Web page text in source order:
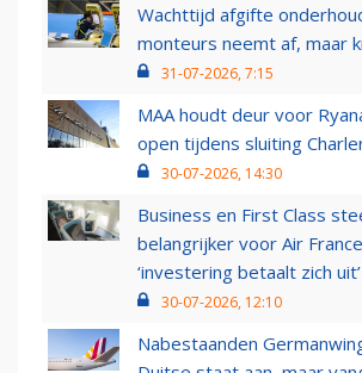
Wachttijd afgifte
monteurs neemt af, maar
31-07-2026, 7:15
MAA houdt deur voor
open tijdens sluiting
30-07-2026, 14:30
Business en First Class
belangrijker voor Air
‘investering betaalt zich uit’
30-07-2026, 12:10
Nabestaanden